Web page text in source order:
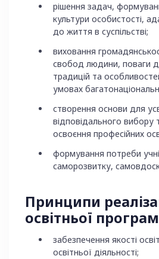
рішення задач,
культури особистості,
до життя в суспільстві;
виховання
свобод людини, поваги
традицій та
умовах
створення основи для
відповідального вибору
освоєння професійних
формування потреби
саморозвитку,
Принципи
освітньої
забезпечення якості
освітньої діяльності;